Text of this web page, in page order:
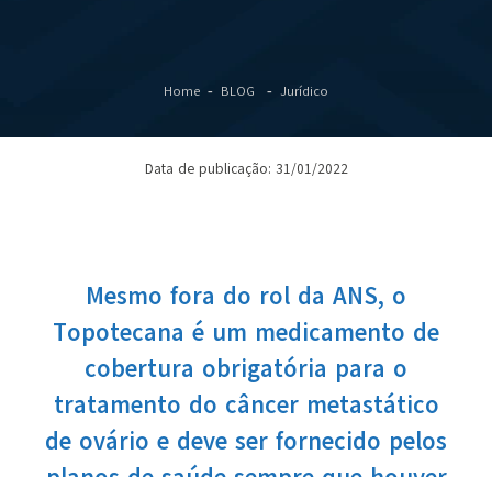
Home BLOG Jurídico
Data de publicação: 31/01/2022
Mesmo fora do rol da ANS, o
Topotecana é um medicamento de
cobertura obrigatória para o
tratamento do câncer metastático
de ovário e deve ser fornecido pelos